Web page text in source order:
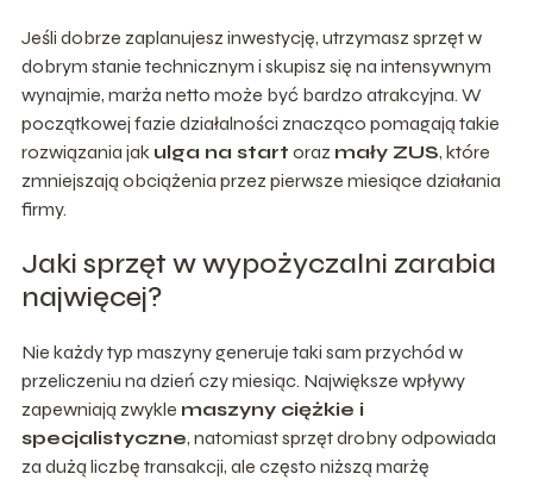
Jeśli dobrze zaplanujesz inwestycję, utrzymasz sprzęt w
dobrym stanie technicznym i skupisz się na intensywnym
wynajmie, marża netto może być bardzo atrakcyjna. W
początkowej fazie działalności znacząco pomagają takie
rozwiązania jak ulga na start oraz mały ZUS, które
zmniejszają obciążenia przez pierwsze miesiące działania
firmy.
Jaki sprzęt w wypożyczalni zarabia
najwięcej?
Nie każdy typ maszyny generuje taki sam przychód w
przeliczeniu na dzień czy miesiąc. Największe wpływy
zapewniają zwykle maszyny ciężkie i
specjalistyczne, natomiast sprzęt drobny odpowiada
za dużą liczbę transakcji, ale często niższą marżę